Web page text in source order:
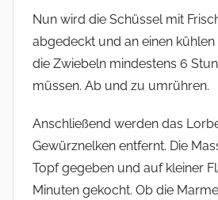
Nun wird die Schüssel mit
abgedeckt und an einen
die Zwiebeln mindestens 6
müssen. Ab und zu umrühren.
Anschließend werden das
Gewürznelken entfernt. Die
Topf gegeben und auf kleiner
Minuten gekocht. Ob die